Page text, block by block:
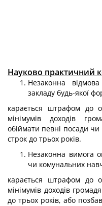
Науково практичний
Незаконна
закладу будь-якої
карається штрафом до
мінімумів доходів
обіймати певні посади
строк до трьох років.
Незаконна вимога
чи комунальних
карається штрафом до
мінімумів доходів
до трьох років, або